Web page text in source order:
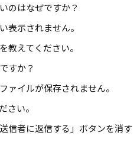
のはなぜですか？
表示されません。
教えてください。
すか？
ァイルが保存されません。
さい。
信者に返信する」ボタンを消す